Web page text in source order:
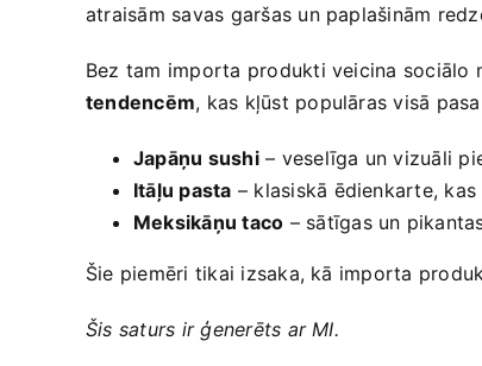
atraisām‌ savas garšas un paplašinām
Bez tam importa produkti veicina sociālo
tendencēm, kas kļūst populāras visā
Japāņu sushi– veselīga un vizuāli
Itāļu pasta – klasiskā ēdienkarte,
Meksikāņu ‍taco – sātīgas un
Šie piemēri tikai izsaka, kā importa
Šis saturs ir ģenerēts ar MI.